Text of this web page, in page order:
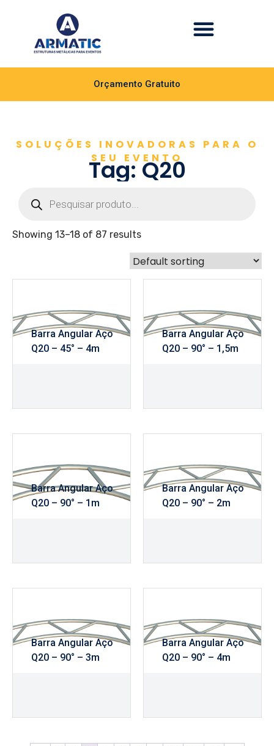
Orçamento Gratuito
SOLUÇÕES INOVADORAS PARA O
SEU EVENTO
Tag: Q20
Showing 13–18 of 87 results
Barra Angular Aço
Q20 – 45° – 4m
Barra Angular Aço
Q20 – 90° – 1,5m
Barra Angular Aço
Q20 – 90° – 1m
Barra Angular Aço
Q20 – 90° – 2m
Barra Angular Aço
Q20 – 90° – 3m
Barra Angular Aço
Q20 – 90° – 4m